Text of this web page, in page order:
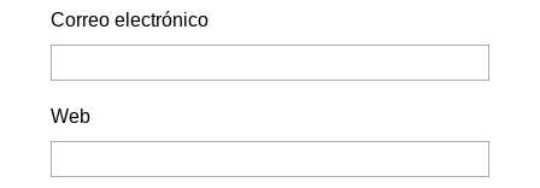
Correo electrónico
Web